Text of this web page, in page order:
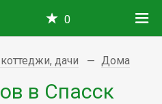
0
дачи Дома
в Спасск